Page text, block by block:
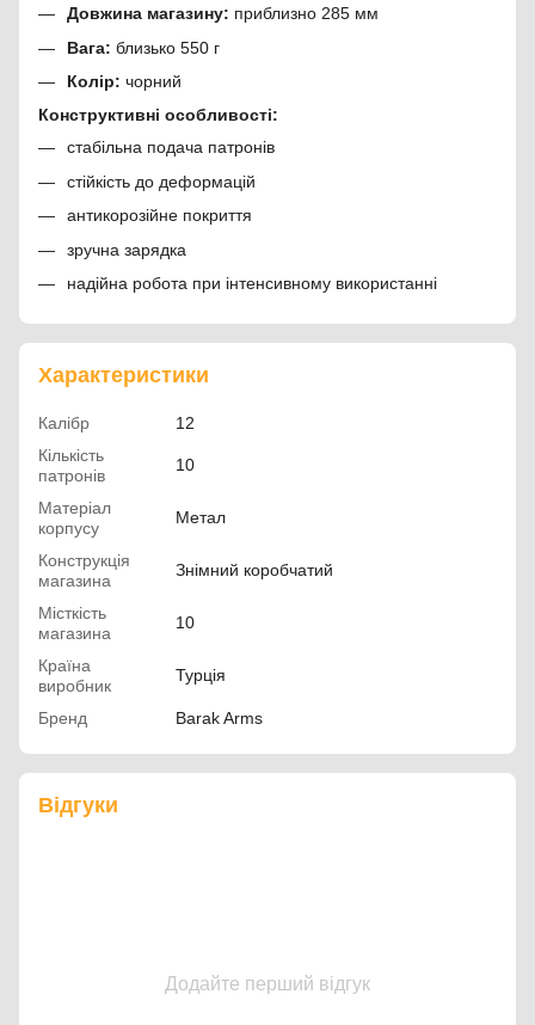
Довжина магазину: приблизно 285 мм
Вага: близько 550 г
Колір: чорний
Конструктивні особливості:
стабільна подача патронів
стійкість до деформацій
антикорозійне покриття
зручна зарядка
надійна робота при інтенсивному використанні
Характеристики
Калібр
12
Кількість
патронів
10
Матеріал
корпусу
Метал
Конструкція
магазина
Знімний коробчатий
Місткість
магазина
10
Країна
виробник
Турція
Бренд Barak Arms
Відгуки
Додайте перший відгук